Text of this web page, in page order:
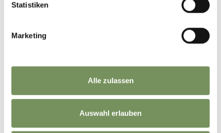
Statistiken
Marketing
Alle zulassen
Auswahl erlauben